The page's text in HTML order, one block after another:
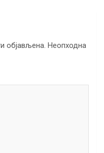
објављена. Неопходна